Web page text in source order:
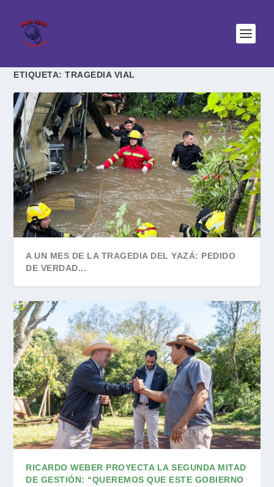
ETIQUETA:TRAGEDIA VIAL
A UN MES DE LA TRAGEDIA DEL YAZÁ: PEDIDO
DE VERDAD...
RICARDO WEBER PROYECTA LA SEGUNDA MITAD
DE GESTIÓN: “QUEREMOS QUE ESTE GOBIERNO